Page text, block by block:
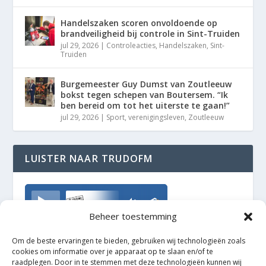
Beheer toestemming
Om de beste ervaringen te bieden, gebruiken wij technologieën zoals
cookies om informatie over je apparaat op te slaan en/of te
raadplegen. Door in te stemmen met deze technologieën kunnen wij
Handelszaken scoren onvoldoende op
brandveiligheid bij controle in Sint-Truiden
jul 29, 2026 | Controleacties, Handelszaken, Sint-
Truiden
Burgemeester Guy Dumst van Zoutleeuw
bokst tegen schepen van Boutersem. “Ik
ben bereid om tot het uiterste te gaan!”
jul 29, 2026 | Sport,verenigingsleven, Zoutleeuw
LUISTER NAAR TRUDOFM
TrudoFM